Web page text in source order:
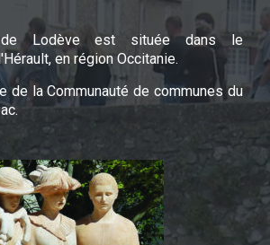
de Lodève est située dans le
en région Occitanie.
de la Communauté de communes du